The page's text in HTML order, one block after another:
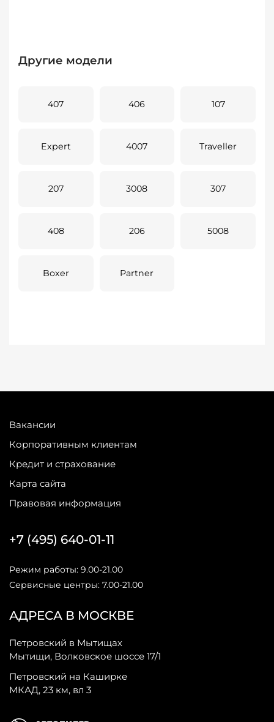
Другие модели
407 406 107
Expert 4007 Traveller
207 3008 307
408 206 5008
Boxer Partner
Вакансии
Корпоративным клиентам
Кредит и страхование
Карта сайта
Правовая информация
АДРЕСА В МОСКВЕ
Петровский в Мытищах
Мытищи, Волковское шоссе 17/1
Петровский на Каширке
МКАД, 23 км, вл 3
+7 (495) 640-01-11
Режим работы: 9.00-21.00
Сервисные центры: 7.00-21.00